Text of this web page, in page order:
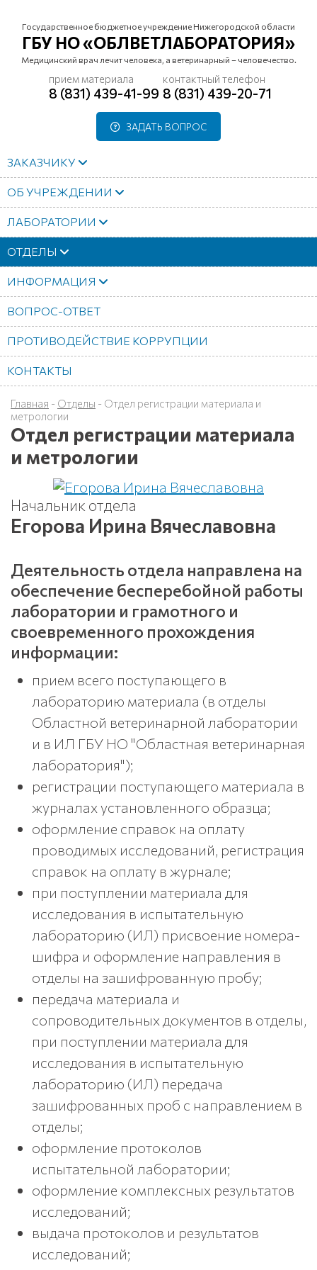
Государственное бюджетное учреждение Нижегородской области
ГБУ НО «ОБЛВЕТЛАБОРАТОРИЯ»
Медицинский врач лечит человека, а ветеринарный – человечество.
прием материала
8 (831) 439-41-99
контактный телефон
8 (831) 439-20-71
ЗАДАТЬ ВОПРОС
ЗАКАЗЧИКУ
ОБ УЧРЕЖДЕНИИ
ЛАБОРАТОРИИ
ОТДЕЛЫ
ИНФОРМАЦИЯ
ВОПРОС-ОТВЕТ
ПРОТИВОДЕЙСТВИЕ КОРРУПЦИИ
КОНТАКТЫ
Главная - Отделы - Отдел регистрации материала и
метрологии
Отдел регистрации материала
и метрологии
Начальник отдела
Егорова Ирина Вячеславовна
Деятельность отдела направлена на
обеспечение бесперебойной работы
лаборатории и грамотного и
своевременного прохождения
информации:
прием всего поступающего в
лабораторию материала (в отделы
Областной ветеринарной лаборатории
и в ИЛ ГБУ НО "Областная ветеринарная
лаборатория");
регистрации поступающего материала в
журналах установленного образца;
оформление справок на оплату
проводимых исследований, регистрация
справок на оплату в журнале;
при поступлении материала для
исследования в испытательную
лабораторию (ИЛ) присвоение номера-
шифра и оформление направления в
отделы на зашифрованную пробу;
передача материала и
сопроводительных документов в отделы,
при поступлении материала для
исследования в испытательную
лабораторию (ИЛ) передача
зашифрованных проб с направлением в
отделы;
оформление протоколов
испытательной лаборатории;
оформление комплексных результатов
исследований;
выдача протоколов и результатов
исследований;